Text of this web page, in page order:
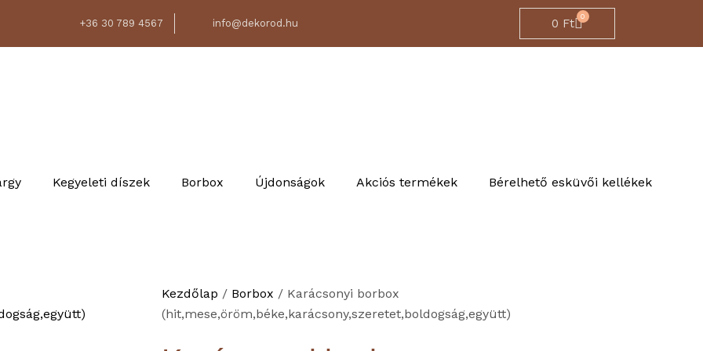
+36 30 789 4567 info@dekorod.hu 0 Ft 0
Cart
Kegyeleti díszek Borbox Újdonságok Akciós termékek Bérelhető esküvői kellékek
Kezdőlap / Borbox / Karácsonyi borbox
(hit,mese,öröm,béke,karácsony,szeretet,boldogság,együtt)